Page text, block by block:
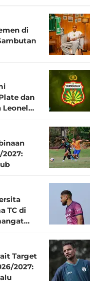
di
dan
2027:
TC di
Target
2027: